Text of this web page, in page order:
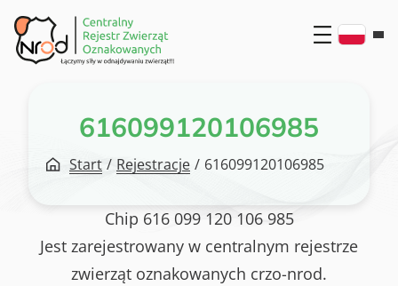
Przejdź
do
treści
616099120106985
Start / Rejestracje / 616099120106985
Chip 616 099 120 106 985
Jest zarejestrowany w centralnym rejestrze
zwierząt oznakowanych crzo-nrod.